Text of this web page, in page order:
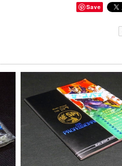
Save